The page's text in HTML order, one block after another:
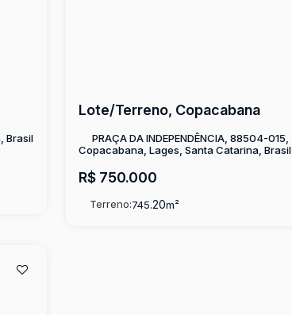
Brasil
Lote/Terreno, Copacabana
R$750.000
PRAÇA DA INDEPENDÊNCIA, 88504-015,
Copacabana, Lages, Santa Catarina, Brasil
Terreno:745.20m²